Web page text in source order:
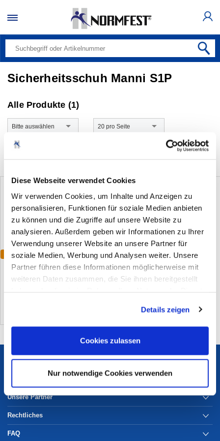
Diese Webseite verwendet Cookies
Wir verwenden Cookies, um Inhalte und Anzeigen zu
personalisieren, Funktionen für soziale Medien anbieten
zu können und die Zugriffe auf unsere Website zu
analysieren. Außerdem geben wir Informationen zu Ihrer
Verwendung unserer Website an unsere Partner für
soziale Medien, Werbung und Analysen weiter. Unsere
Partner führen diese Informationen möglicherweise mit
weiteren Daten zusammen, die Sie ihnen bereitgestellt
Cookies, wenn Sie unsere Webseite weiterhin nutzen.
Details zeigen
Cookies zulassen
Nur notwendige Cookies verwenden
Sicherheitsschuh Manni S1P
Alle Produkte (1)
Bitte auswählen 20 pro Seite
Varianten
Sicherheitsschuh Manni Low S1P
(0)
Services
Unsere Partner
Rechtliches
FAQ